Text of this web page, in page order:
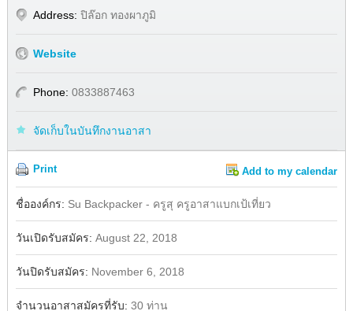
Address: ปิล๊อก ทองผาภูมิ
Website
Phone: 0833887463
จัดเก็บในบันทึกงานอาสา
Print Add to my calendar
Facebook
ชื่อองค์กร: Su Backpacker - ครูสุ ครูอาสาแบกเป้เที่ยว
วันเปิดรับสมัคร: August 22, 2018
วันปิดรับสมัคร: November 6, 2018
จำนวนอาสาสมัครที่รับ: 30 ท่าน